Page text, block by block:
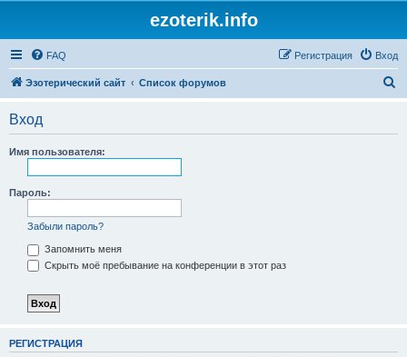
ezoterik.info
FAQ Вход
Регистрация
Эзотерический сайт Список форумов
Вход
Имя пользователя:
Пароль:
Забыли пароль?
Запомнить меня
Скрыть моё пребывание на конференции в этот раз
РЕГИСТРАЦИЯ